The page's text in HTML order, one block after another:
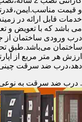
و قیمت
خدمات قابل ارائه در
می باشد که با تعویض و
درب ورودی ساختمان از
ساختمان می‌باشد.طبق
دهد،درب ضد سرقت چینی
. درب ضد سرقت به نوعی